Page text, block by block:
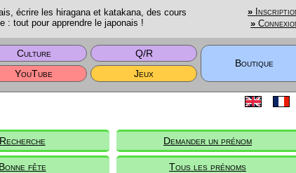
écrire les hiragana et katakana, des cours
: tout pour apprendre le japonais !
»
»
Culture
Q/R
Boutique
YouTube Jeux
Recherche Demander un prénom
Bonne fête Tous les prénoms